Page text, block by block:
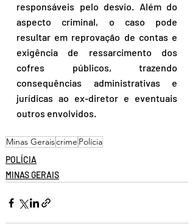
responsáveis pelo desvio. Além do
aspecto criminal, o caso pode
resultar em reprovação de contas e
exigência de ressarcimento dos
cofres públicos, trazendo
consequências administrativas e
jurídicas ao ex-diretor e eventuais
outros envolvidos.
Minas Geraiscrime Polícia
POLÍCIA
MINAS GERAIS